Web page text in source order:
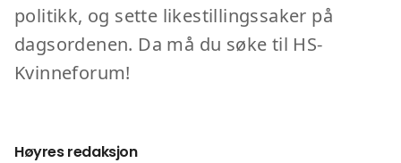
politikk, og sette likestillingssaker på
dagsordenen. Da må du søke til HS-
Kvinneforum!
Høyres redaksjon